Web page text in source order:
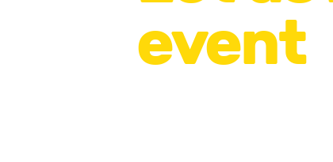
event